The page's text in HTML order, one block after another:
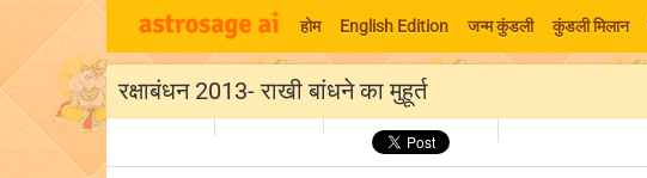
होम English Edition जन्म कुंडली कुंडली मिलान
रक्षाबंधन 2013- राखी बांधने का मुहूर्त